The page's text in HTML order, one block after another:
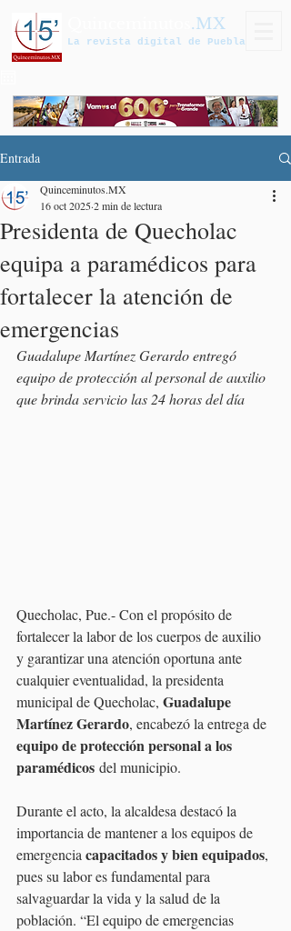
.MX
La revista digital de Puebla
Entrada
Presidenta de Quecholac
equipa a paramédicos para
fortalecer la atención de
emergencias
Quinceminutos.MX
16 oct 20252 min de lectura
Guadalupe Martínez Gerardo entregó
equipo de protección al personal de auxilio
que brinda servicio las 24 horas del día
Quecholac, Pue.- Con el propósito de
fortalecer la labor de los cuerpos de auxilio
y garantizar una atención oportuna ante
cualquier eventualidad, la presidenta
municipal de Quecholac, Guadalupe
Martínez Gerardo, encabezó la entrega de
equipo de protección personal a los
paramédicos del municipio.
Durante el acto, la alcaldesa destacó la
importancia de mantener a los equipos de
emergencia capacitados y bien equipados,
pues su labor es fundamental para
salvaguardar la vida y la salud de la
población. “El equipo de emergencias